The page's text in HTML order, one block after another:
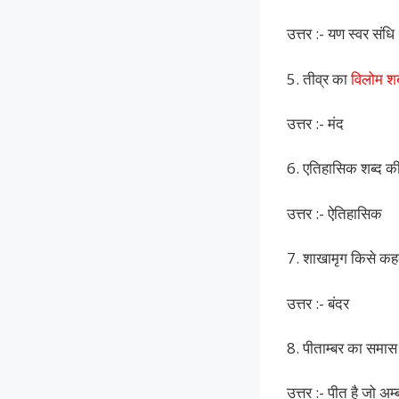
उत्तर :- यण स्वर संधि
5. तीव्र काविलोम
उत्तर :- मंद
6. एतिहासिक शब्द
उत्तर :- ऐतिहासिक
7. शाखामृग किसे
उत्तर :- बंदर
8. पीताम्बर का
उत्तर :- पीत है जो